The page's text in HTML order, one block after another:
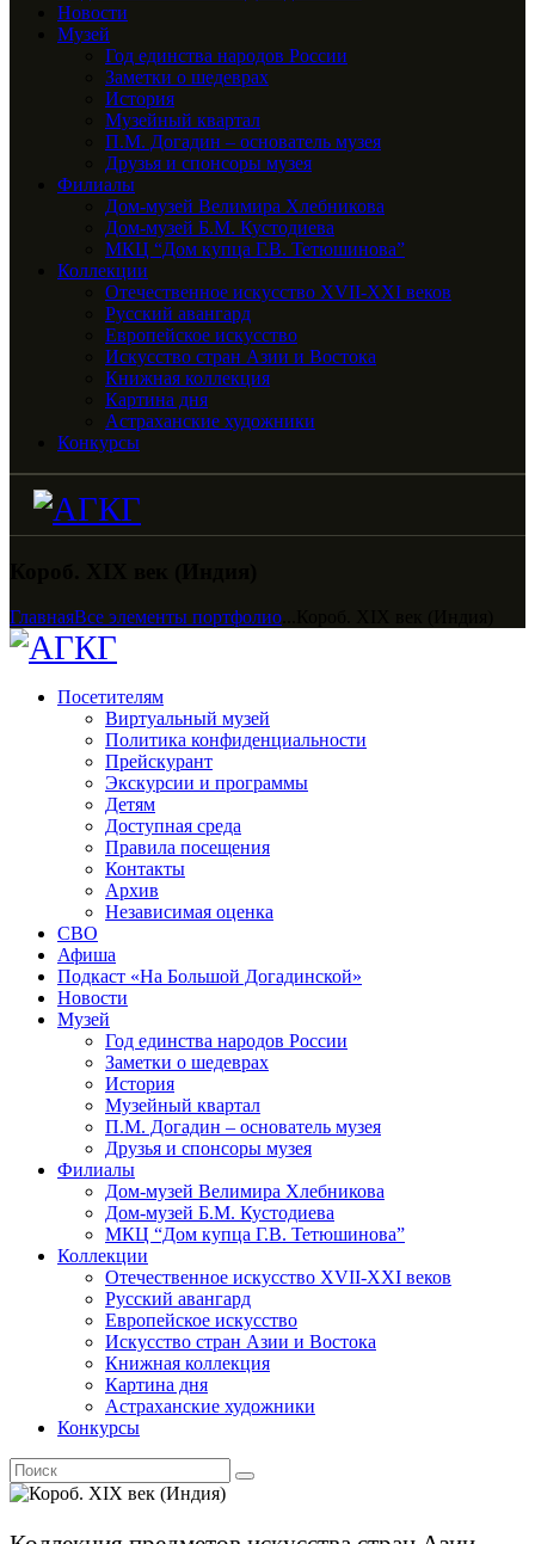
Новости
Музей
Год единства народов России
Заметки о шедеврах
История
Музейный квартал
П.М. Догадин – основатель музея
Друзья и спонсоры музея
Филиалы
Дом-музей Велимира Хлебникова
Дом-музей Б.М. Кустодиева
МКЦ “Дом купца Г.В. Тетюшинова”
Коллекции
Отечественное искусство XVII-XXI веков
Русский авангард
Европейское искусство
Искусство стран Азии и Востока
Книжная коллекция
Картина дня
Астраханские художники
Конкурсы
ГлавнаяВсе элементы портфолио
Посетителям
Виртуальный музей
Политика конфиденциальности
Прейскурант
Экскурсии и программы
Детям
Доступная среда
Правила посещения
Контакты
Архив
Независимая оценка
СВО
Афиша
Подкаст «На Большой Догадинской»
Новости
Музей
Год единства народов России
Заметки о шедеврах
История
Музейный квартал
П.М. Догадин – основатель музея
Друзья и спонсоры музея
Филиалы
Дом-музей Велимира Хлебникова
Дом-музей Б.М. Кустодиева
МКЦ “Дом купца Г.В. Тетюшинова”
Коллекции
Отечественное искусство XVII-XXI веков
Русский авангард
Европейское искусство
Искусство стран Азии и Востока
Книжная коллекция
Картина дня
Астраханские художники
Конкурсы